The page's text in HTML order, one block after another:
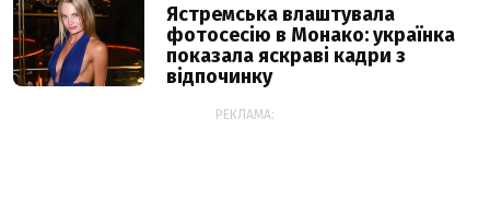
Ястремська влаштувала
фотосесію в Монако: українка
показала яскраві кадри з
відпочинку
РЕКЛАМА: